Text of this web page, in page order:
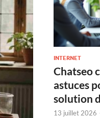
INTERNET
Chatseo
astuces
solution
13 juillet 2026